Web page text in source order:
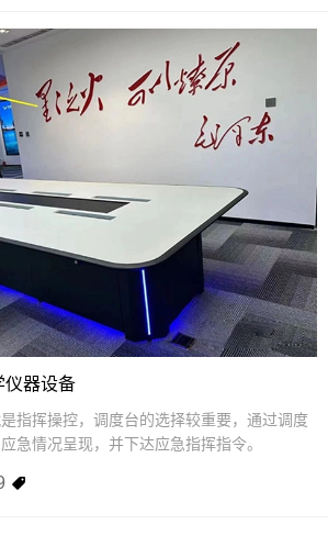
仪器设备
指挥操控，调度台的选择较重要，通过调度
急情况呈现，并下达应急指挥指令。